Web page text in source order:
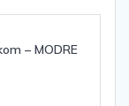
Možnosti
izberete– MODRE